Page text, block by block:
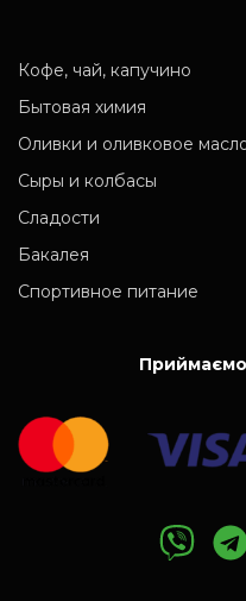
Кофе, чай, капучино
Бытовая химия
Оливки и оливковое
Сыры и колбасы
Сладости
Бакалея
Спортивное питание